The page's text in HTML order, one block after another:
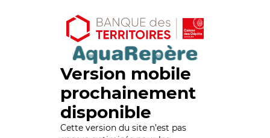
Version mobile
prochainement
disponible
Cette version du site n’est pas